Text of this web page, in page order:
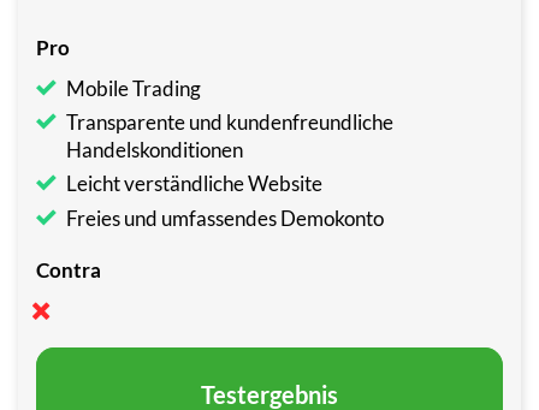
Pro
Mobile Trading
Transparente und kundenfreundliche
Handelskonditionen
Leicht verständliche Website
Freies und umfassendes Demokonto
Contra
Testergebnis